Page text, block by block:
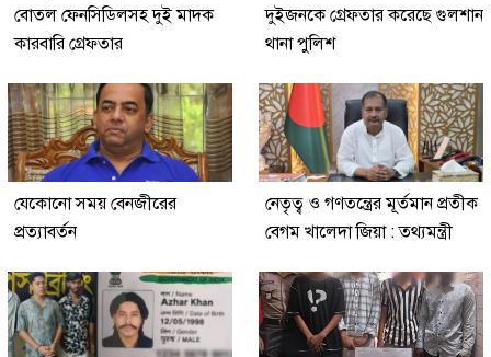
বোতল ফেনসিডিলসহ দুই মাদক
কারবারি গ্রেফতার
দুইজনকে গ্রেফতার করেছে গুলশান
থানা পুলিশ
যেকোনো সময় বেনজীরের
প্রত্যাবর্তন
নেতৃত্ব ও গণতন্ত্রের মূর্তমান প্রতীক
বেগম খালেদা জিয়া : তথ্যমন্ত্রী